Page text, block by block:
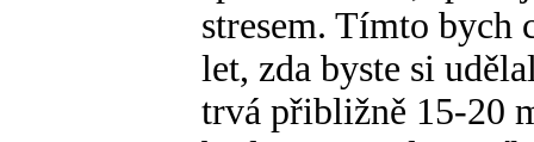
stresem. Tímto bych
let, zda byste si
trvá přibližně 15-20